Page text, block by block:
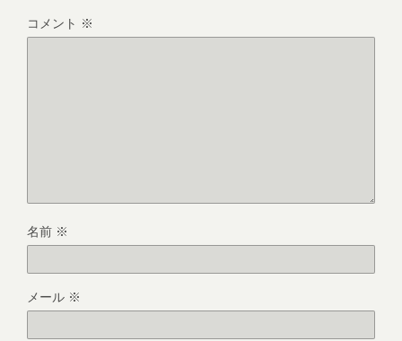
コメント ※
名前 ※
メール ※